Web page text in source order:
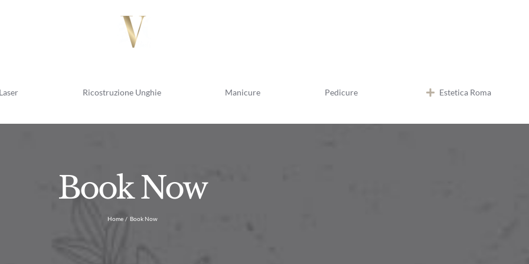
Ricostruzione Unghie Manicure Pedicure Estetica Roma
Book Now
Home Book Now